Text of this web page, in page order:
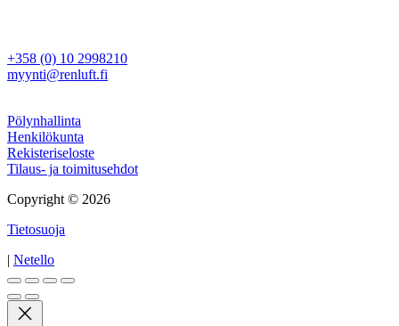
+358 (0) 10 2998210
myynti@renluft.fi
Pölynhallinta
Henkilökunta
Rekisteriseloste
Tilaus- ja toimitusehdot
Copyright © 2026
Tietosuoja
| Netello